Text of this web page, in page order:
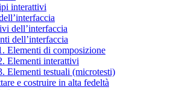
interattivi
dell’interfaccia
dell’interfaccia
Elementi di composizione
Elementi interattivi
Elementi testuali (microtesti)
e costruire in alta fedeltà